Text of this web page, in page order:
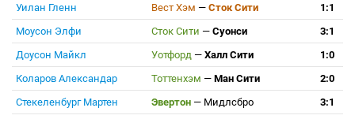
Уилан Гленн
Вест Хэм — Сток Сити
1:1
Моусон Элфи
Сток Сити — Суонси
3:1
Доусон Майкл
Уотфорд — Халл Сити
1:0
Коларов Александар
Тоттенхэм — Ман Сити
2:0
Стекеленбург Мартен
Эвертон — Мидлсбро
3:1